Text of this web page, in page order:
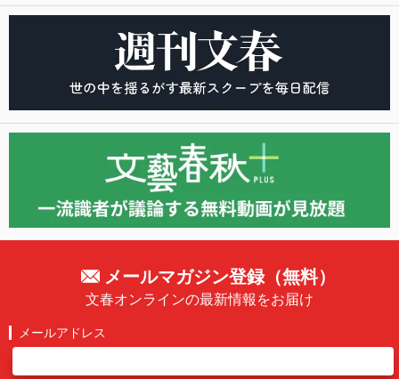
メールマガジン登録（無料）
文春オンラインの最新情報をお届け
メールアドレス